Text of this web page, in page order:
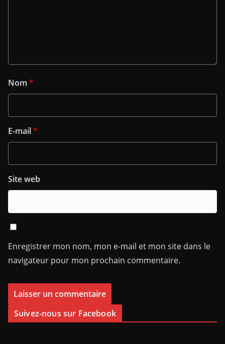
Nom *
E-mail*
Site web
Enregistrer mon nom, mon e-mail et mon site dans le
navigateur pour mon prochain commentaire.
Suivez-nous sur Facebook